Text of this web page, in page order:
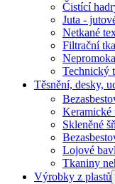
Čistící
Juta -
Netkané
Filtrační
Technický
Těsnění, desky,
Keramické
Skleněné
Lojové
Tkaniny
Výrobky z plastů